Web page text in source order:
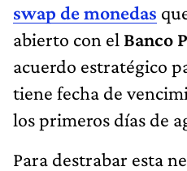
swap de monedas
abierto con el Banco
acuerdo estratégico
tiene fecha de
los primeros días de
Para destrabar esta